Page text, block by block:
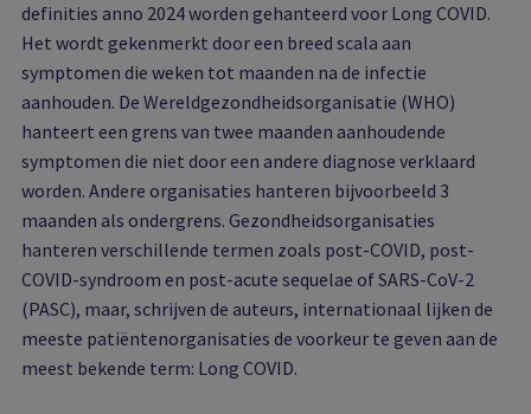
definities anno 2024 worden gehanteerd voor Long COVID.
Het wordt gekenmerkt door een breed scala aan
symptomen die weken tot maanden na de infectie
aanhouden. De Wereldgezondheidsorganisatie (WHO)
hanteert een grens van twee maanden aanhoudende
symptomen die niet door een andere diagnose verklaard
worden. Andere organisaties hanteren bijvoorbeeld 3
maanden als ondergrens. Gezondheidsorganisaties
hanteren verschillende termen zoals post-COVID, post-
COVID-syndroom en post-acute sequelae of SARS-CoV-2
(PASC), maar, schrijven de auteurs, internationaal lijken de
meeste patiëntenorganisaties de voorkeur te geven aan de
meest bekende term: Long COVID.